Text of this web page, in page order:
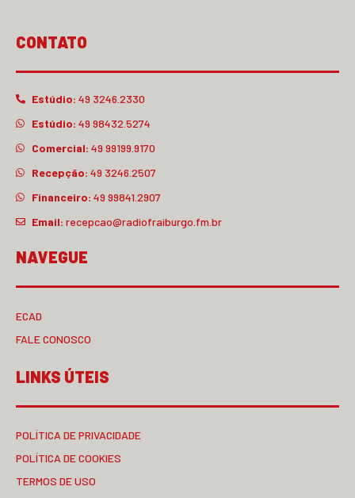
CONTATO
Estúdio: 49 3246.2330
Estúdio: 49 98432.5274
Comercial: 49 99199.9170
Recepção: 49 3246.2507
Financeiro: 49 99841.2907
Email: recepcao@radiofraiburgo.fm.br
NAVEGUE
ECAD
FALE CONOSCO
LINKS ÚTEIS
POLÍTICA DE PRIVACIDADE
POLÍTICA DE COOKIES
TERMOS DE USO